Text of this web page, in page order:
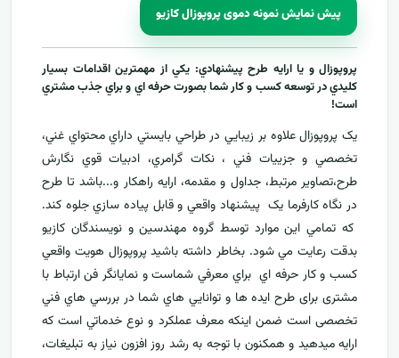
پیش نمایش نمونه دموی پروپوزال کازیو
پروپوزال و يا ارايه طرح پيشنهادي: يکي از مهمترين اقدامات بسيار
کليدي در توسعه کسب و کار شما بصورت حرفه اي و براي جذب مشتري
است!
يک پروپوزال علاوه بر زيبايي در طراحي بايستي داراي محتواي غني،
تخصصي و جزييات فني ، نکات گرامري، ادبيات قوي نگارش
طرح،تصاوير مرتبط، جداول و مقدمه، ارایه راهکار و...باشد تا طرح
در نگاه کارفرما يک پيشنهاد واقعي و قابل پياده سازي جلوه کند.
که تمامي اين موارد توسط گروه مهندسين و نويسندگان کازيو
بدقت رعايت مي شود. بخاطر داشته باشيد پروپوزال هويت واقعي
کسب و کار حرفه اي براي معرفيشماست و نمایانگر فن ارتباط با
مشتری برای طرح ايده ها و توانايي هاي شما در بررسي هاي فني
تخصصی است ضمن اینکه معرف عملکرد و نوع خدماتي است که
ارايه ميدهید و همکنون با توجه به رشد روز افزون نياز به تبليغات،